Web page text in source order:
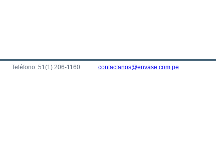
Teléfono: 51(1) 206-1160 contactanos@envase.com.pe